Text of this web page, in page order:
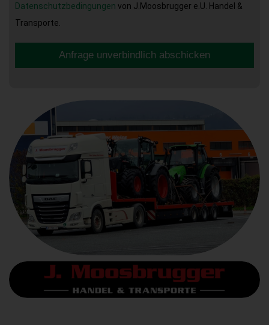
Datenschutzbedingungen von J.Moosbrugger e.U. Handel &
Transporte.
Anfrage unverbindlich abschicken